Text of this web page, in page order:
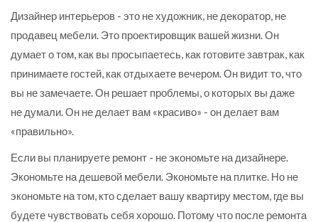
Дизайнер интерьеров - это не художник, не декоратор, не
продавец мебели. Это проектировщик вашей жизни. Он
думает о том, как вы просыпаетесь, как готовите завтрак, как
принимаете гостей, как отдыхаете вечером. Он видит то, что
вы не замечаете. Он решает проблемы, о которых вы даже
не думали. Он не делает вам «красиво» - он делает вам
«правильно».
Если вы планируете ремонт - не экономьте на дизайнере.
Экономьте на дешевой мебели. Экономьте на плитке. Но не
экономьте на том, кто сделает вашу квартиру местом, где вы
будете чувствовать себя хорошо. Потому что после ремонта